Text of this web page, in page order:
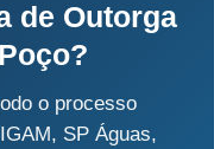
de Outorga
o processo
SP Águas,